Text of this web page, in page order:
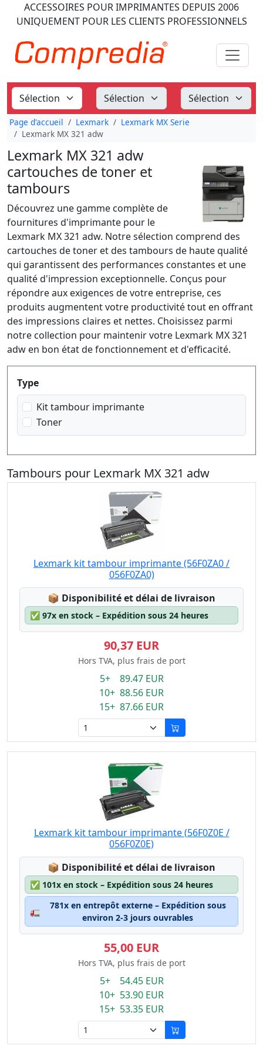
ACCESSOIRES POUR IMPRIMANTES DEPUIS 2006
UNIQUEMENT POUR LES CLIENTS PROFESSIONNELS
Page d'accueil Lexmark
Lexmark MX Serie
Lexmark MX 321 adw
Lexmark MX 321 adw
cartouches de toner et
tambours
Découvrez une gamme complète de
fournitures d'imprimante pour le
Lexmark MX 321 adw. Notre sélection comprend des
cartouches de toner et des tambours de haute qualité
qui garantissent des performances constantes et une
qualité d'impression exceptionnelle. Conçus pour
répondre aux exigences de votre entreprise, ces
produits augmentent votre productivité tout en offrant
des impressions claires et nettes. Choisissez parmi
notre collection pour maintenir votre Lexmark MX 321
adw en bon état de fonctionnement et d'efficacité.
Produktfilter
Type
Kit tambour imprimante
Toner
Tambours pour Lexmark MX 321 adw
Lexmark kit tambour imprimante (56F0ZA0 /
056F0ZA0)
📦 Lagerstatus:
Disponibilité et délai de livraison
✅ 97x en stock – Expédition sous 24 heures
90,37 EUR
Hors TVA, plus frais de port
5+ 89.47 EUR
10+ 88.56 EUR
15+ 87.66 EUR
Lexmark kit tambour imprimante (56F0Z0E /
056F0Z0E)
📦 Lagerstatus:
Disponibilité et délai de livraison
✅ 101x en stock – Expédition sous 24 heures
🚛
781x en entrepôt externe – Expédition sous
environ 2-3 jours ouvrables
55,00 EUR
Hors TVA, plus frais de port
5+ 54.45 EUR
10+ 53.90 EUR
15+ 53.35 EUR